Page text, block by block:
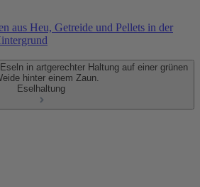
Eselhaltung